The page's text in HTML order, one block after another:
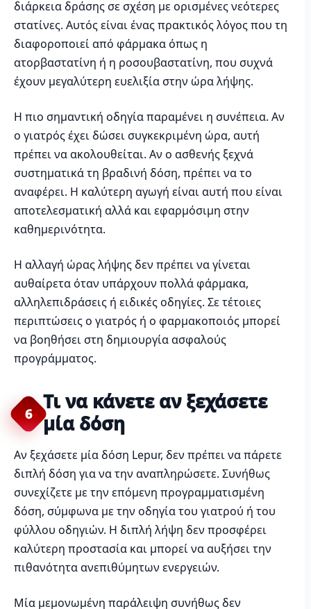
διάρκεια δράσης σε σχέση με ορισμένες νεότερες
στατίνες. Αυτός είναι ένας πρακτικός λόγος που τη
διαφοροποιεί από φάρμακα όπως η
ατορβαστατίνη ή η ροσουβαστατίνη, που συχνά
έχουν μεγαλύτερη ευελιξία στην ώρα λήψης.
Η πιο σημαντική οδηγία παραμένει η συνέπεια. Αν
ο γιατρός έχει δώσει συγκεκριμένη ώρα, αυτή
πρέπει να ακολουθείται. Αν ο ασθενής ξεχνά
συστηματικά τη βραδινή δόση, πρέπει να το
αναφέρει. Η καλύτερη αγωγή είναι αυτή που είναι
αποτελεσματική αλλά και εφαρμόσιμη στην
καθημερινότητα.
Η αλλαγή ώρας λήψης δεν πρέπει να γίνεται
αυθαίρετα όταν υπάρχουν πολλά φάρμακα,
αλληλεπιδράσεις ή ειδικές οδηγίες. Σε τέτοιες
περιπτώσεις ο γιατρός ή ο φαρμακοποιός μπορεί
να βοηθήσει στη δημιουργία ασφαλούς
προγράμματος.
6
Τι να κάνετε αν ξεχάσετε
μία δόση
Αν ξεχάσετε μία δόση Lepur, δεν πρέπει να πάρετε
διπλή δόση για να την αναπληρώσετε. Συνήθως
συνεχίζετε με την επόμενη προγραμματισμένη
δόση, σύμφωνα με την οδηγία του γιατρού ή του
φύλλου οδηγιών. Η διπλή λήψη δεν προσφέρει
καλύτερη προστασία και μπορεί να αυξήσει την
πιθανότητα ανεπιθύμητων ενεργειών.
Μία μεμονωμένη παράλειψη συνήθως δεν